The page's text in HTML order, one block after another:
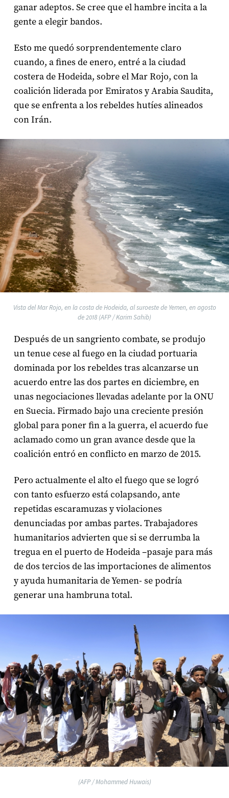
ganar adeptos. Se cree que el hambre incita a la
gente a elegir bandos.
Esto me quedó sorprendentemente claro
cuando, a fines de enero, entré a la ciudad
costera de Hodeida, sobre el Mar Rojo, con la
coalición liderada por Emiratos y Arabia Saudita,
que se enfrenta a los rebeldes hutíes alineados
con Irán.
Vista del Mar Rojo, en la costa de Hodeida, al suroeste de Yemen, en agosto
de 2018 (AFP / Karim Sahib)
Después de un sangriento combate, se produjo
un tenue cese al fuego en la ciudad portuaria
dominada por los rebeldes tras alcanzarse un
acuerdo entre las dos partes en diciembre, en
unas negociaciones llevadas adelante por la ONU
en Suecia. Firmado bajo una creciente presión
global para poner fin a la guerra, el acuerdo fue
aclamado como un gran avance desde que la
coalición entró en conflicto en marzo de 2015.
Pero actualmente el alto el fuego que se logró
con tanto esfuerzo está colapsando, ante
repetidas escaramuzas y violaciones
denunciadas por ambas partes. Trabajadores
humanitarios advierten que si se derrumba la
tregua en el puerto de Hodeida –pasaje para más
de dos tercios de las importaciones de alimentos
y ayuda humanitaria de Yemen- se podría
generar una hambruna total.
(AFP / Mohammed Huwais)